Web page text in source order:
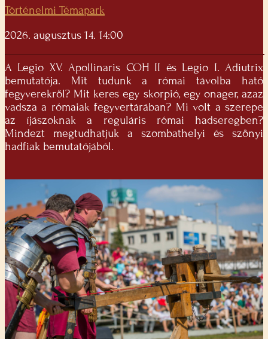
Történelmi Témapark
2026. augusztus 14. 14:00
A Legio XV. Apollinaris COH II és Legio I. Adiutrix
bemutatója. Mit tudunk a római távolba ható
fegyverekről? Mit keres egy skorpió, egy onager, azaz
vadsza a rómaiak fegyvertárában? Mi volt a szerepe
az íjászoknak a reguláris római hadseregben?
Mindezt megtudhatjuk a szombathelyi és szőnyi
hadfiak bemutatójából.